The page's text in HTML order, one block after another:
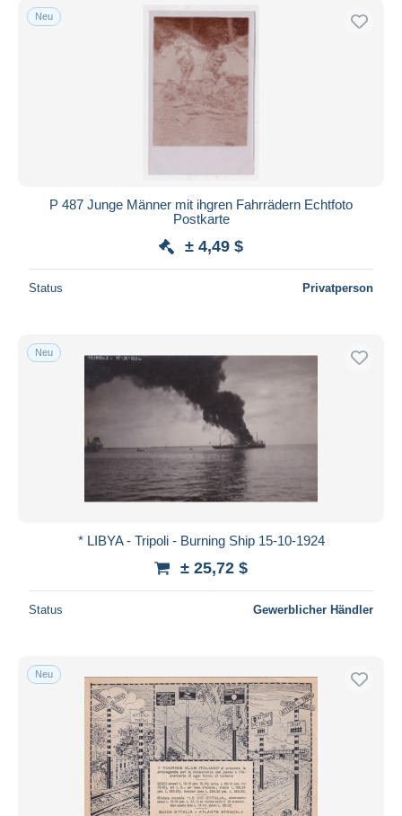
Neu
P 487 Junge Männer mit ihgren Fahrrädern Echtfoto
Postkarte
± 4,49 $
Status Privatperson
Neu
* LIBYA - Tripoli - Burning Ship 15-10-1924
± 25,72 $
Status Gewerblicher Händler
Neu